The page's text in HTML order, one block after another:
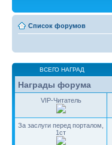
Список форумов
ВСЕГО НАГРАД
Награды форума
VIP-Читатель
За заслуги перед порталом,
1ст